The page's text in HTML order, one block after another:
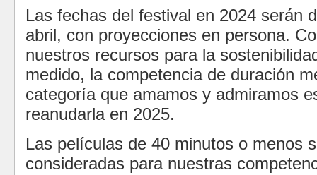
Las fechas del festival en 2024 serán
abril, con proyecciones en persona.
nuestros recursos para la
medido, la competencia de duración
categoría que amamos y admiramos
reanudarla en 2025.
Las películas de 40 minutos o menos
consideradas para nuestras